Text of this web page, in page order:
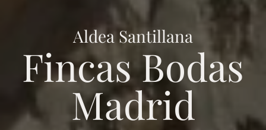
Aldea Santillana
Fincas Bodas
Madrid